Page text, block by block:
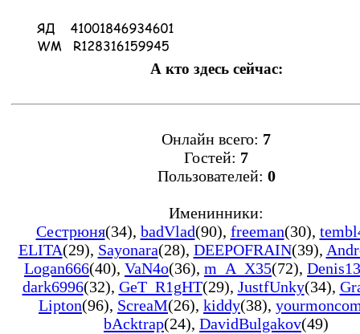
А кто здесь сейчас:
Онлайн всего: 7
Гостей: 7
Пользователей: 0
Именинники:
Сестрюня(34), badVlad(90), freeman(30),
ELITA(29), Sayonara(28), DEEPOFRAIN(39),
Logan666(40), VaN4o(36), m_A_X35(72),
dark6996(32), GeT_R1gHT(29), JustfUnky(34),
Lipton(96), ScreaM(26), kiddy(38),
bAcktrap(24), DavidBulgakov(49)